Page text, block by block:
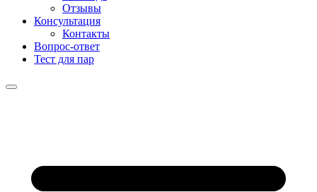
Отзывы
Консультация
Контакты
Вопрос-ответ
Тест для пар